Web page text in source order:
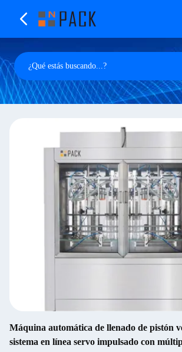
Máquina automática de llenado de pistón
sistema en línea servo impulsado con